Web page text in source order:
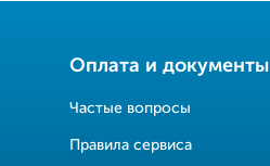
Оплата и документы
Частые вопросы
Правила сервиса